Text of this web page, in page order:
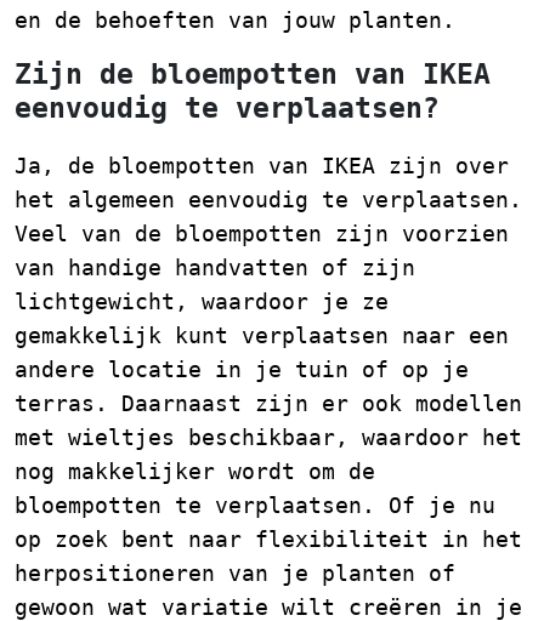
en de behoeften van jouw planten.
Zijn de bloempotten van IKEA
eenvoudig te verplaatsen?
Ja, de bloempotten van IKEA zijn over
het algemeen eenvoudig te verplaatsen.
Veel van de bloempotten zijn voorzien
van handige handvatten of zijn
lichtgewicht, waardoor je ze
gemakkelijk kunt verplaatsen naar een
andere locatie in je tuin of op je
terras. Daarnaast zijn er ook modellen
met wieltjes beschikbaar, waardoor het
nog makkelijker wordt om de
bloempotten te verplaatsen. Of je nu
op zoek bent naar flexibiliteit in het
herpositioneren van je planten of
gewoon wat variatie wilt creëren in je